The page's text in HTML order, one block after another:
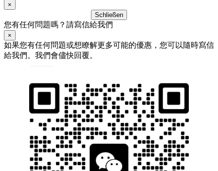
×
Schließen
您有任何問題嗎？請寫信給我們
×
如果您有任何問題或想瞭解更多可能的優惠，您可以隨時寫信
給我們。我們會儘快回覆。